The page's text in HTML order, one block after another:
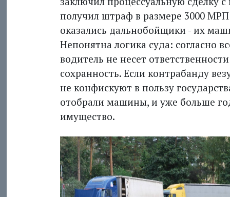
получил штраф в размере 3000
оказались дальнобойщики - их
Непонятна логика суда: согласно
водитель не несет
сохранность. Если контрабанду
не конфискуют в пользу
отобрали машины, и уже больше
имущество.